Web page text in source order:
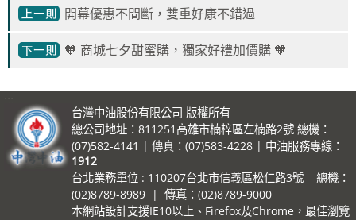
開幕優惠不間斷，雙重好康不錯過
🧡 商城七夕甜蜜購，獨家好禮加價購 🧡
台灣中油股份有限公司 版權所有
總公司地址：811251高雄市楠梓區左楠路2號 總機：
(07)582-4141 | 傳真：(07)583-4228 | 中油服務專線：
1912
台北業務單位 : 110207台北市信義區松仁路3號 總機：
(02)8789-8989 | 傳真：(02)8789-9000
本網站設計支援IE10以上、Firefox及Chrome，最佳瀏覽